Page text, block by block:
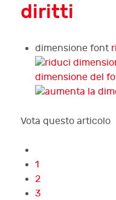
diritti
dimensione font
dimensione del
Vota questo articolo
1
2
3